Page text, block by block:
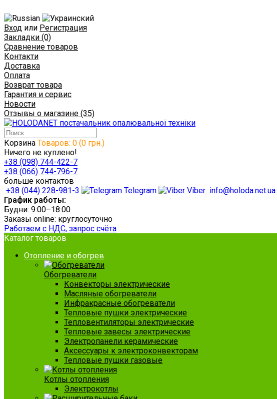
Вход или Регистрация
Закладки (0)
Сравнение товаров
Контакти
Доставка
Оплата
Возврат товара
Гарантия и сервис
Новости
Отзывы о магазине (35)
Корзина Товаров: 0 (0 грн.)
Ничего не куплено!
+38 (098) 744-422-7
+38 (066) 744-796-7
больше контактов
+38 (044) 228-981-3
Telegram Viber info@holoda.net.ua
График работы:
Будни: 9:00–18:00
Заказы online: круглосуточно
Работаем с НДС, запрос счёта
Каталог товаров
Отопление и обогрев
Обогреватели
Конвекторы электрические
Масляные обогреватели
Инфракрасные обогреватели
Тепловые пушки электрические
Тепловентиляторы электрические
Тепловые завесы электрические
Электропанели керамические
Аксессуары к электроконвекторам
Тепловые пушки газовые
Котлы отопления
Электрокотлы